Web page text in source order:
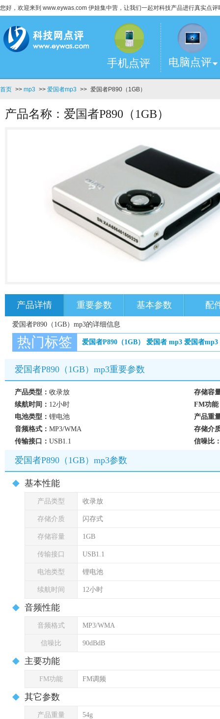
您好，欢迎来到 www.eywas.com 伊娃集中营，让我们一起对科技产品进行真实点评
手机点评 电脑点评
首页 >> mp3 >> 爱国者mp3 >> 爱国者P890（1GB）
产品名称：爱国者P890（1GB）
产品详情 重要参数 基本参数 配
爱国者P890（1GB）mp3的详细信息
热门标签 爱国者P890（1GB） 爱国者 mp3 爱国者mp3
爱国者P890（1GB）mp3重要参数
产品类型： 收录放
存储容
续航时间： 12小时
FM功能
电池类型： 锂电池
产品重
音频格式： MP3/WMA
存储介
传输接口： USB1.1 信噪比
爱国者P890（1GB）mp3参数
基本性能
产品类型 收录放
存储介质 闪存式
存储容量 1GB
传输接口 USB1.1
电池类型 锂电池
续航时间 12小时
音频性能
音频格式 MP3/WMA
信噪比 90dBdB
主要功能
FM功能 FM调频
其它参数
产品重量 54g